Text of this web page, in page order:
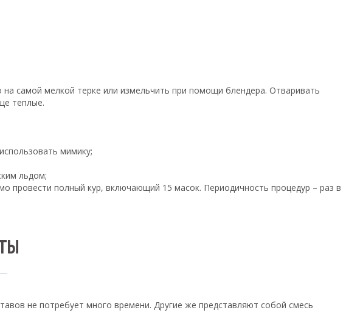
самой мелкой терке или измельчить при помощи блендера. Отваривать
теплые.
мимику;
льдом;
провести полный кур, включающий 15 масок. Периодичность процедур – раз в
не потребует много времени. Другие же представляют собой смесь